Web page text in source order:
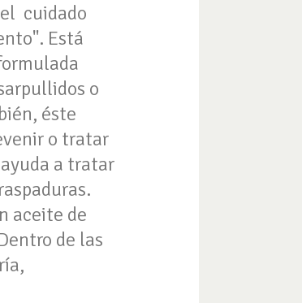
cuidado
Está
o
éste
o tratar
a tratar
aceite de
de las